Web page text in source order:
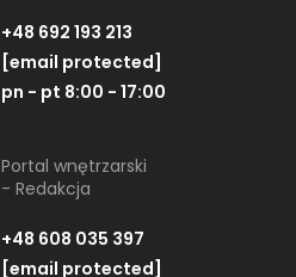
+48 692 193 213
[email protected]
pn - pt 8:00 - 17:00
Portal wnętrzarski
- Redakcja
+48 608 035 397
[email protected]